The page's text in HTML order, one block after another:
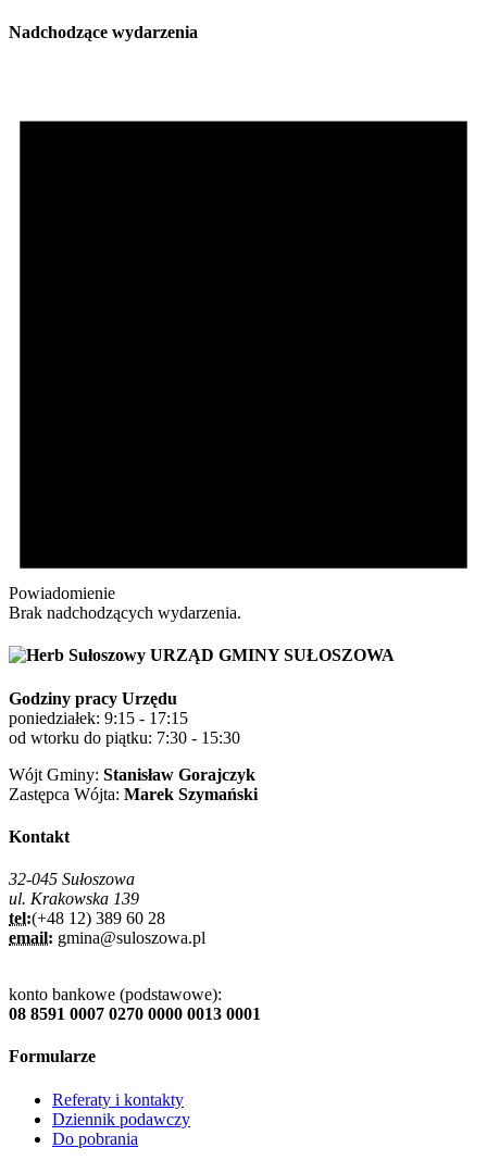
Nadchodzące wydarzenia
Powiadomienie
Brak nadchodzących wydarzenia.
URZĄD GMINY SUŁOSZOWA
Godziny pracy Urzędu
poniedziałek: 9:15 - 17:15
od wtorku do piątku: 7:30 - 15:30
Wójt Gminy: Stanisław Gorajczyk
Zastępca Wójta: Marek Szymański
Kontakt
32-045 Sułoszowa
ul. Krakowska 139
tel:(+48 12) 389 60 28
email: gmina@suloszowa.pl
konto bankowe (podstawowe):
08 8591 0007 0270 0000 0013 0001
Formularze
Referaty i kontakty
Dziennik podawczy
Do pobrania